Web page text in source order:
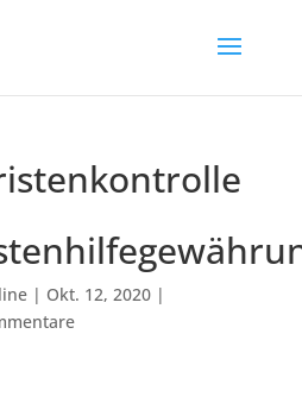
| Okt. 12, 2020|